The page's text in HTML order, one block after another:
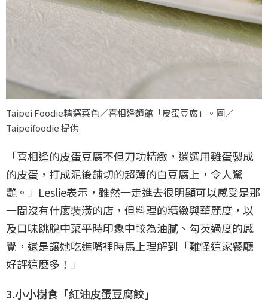
Taipei Foodie精選菜色／喜相逢麵館「皮蛋豆腐」。圖／
Taipeifoodie 提供
「喜相逢的皮蛋豆腐不但刀功精緻，還選用雞蛋製成
的皮蛋，打成泥後鋪切的超薄的白豆腐上，令人驚
艷。」Leslie表示，雖然一走進去很明顯可以感受是那
一間沒有什麼裝潢的店，但料理的精緻與華麗度，以
及口味跳脫中菜平時印象中較為油膩、勾芡過度的感
覺，還是讓她吃進嘴裡時馬上理解到「難怪這家餐廳
好評這麼多！」
3.小小樹食「紅油皮蛋豆腐餃」